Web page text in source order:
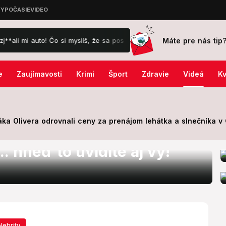
auto! Čo si myslíš, že sa pos**em?! FOTO Hrôza neďaleko
Máte pre nás tip?
Zaujímavosti Krimi Šport Zdravie Videá
Olivera odrovnali ceny za prenájom lehátka a slnečníka
pri pohľade na snímku
hneď to uvidíte aj vy!